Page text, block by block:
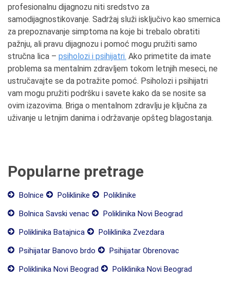
profesionalnu dijagnozu niti sredstvo za
samodijagnostikovanje. Sadržaj služi isključivo kao smernica
za prepoznavanje simptoma na koje bi trebalo obratiti
pažnju, ali pravu dijagnozu i pomoć mogu pružiti samo
stručna lica – psiholozi i psihijatri. Ako primetite da imate
problema sa mentalnim zdravljem tokom letnjih meseci, ne
ustručavajte se da potražite pomoć. Psiholozi i psihijatri
vam mogu pružiti podršku i savete kako da se nosite sa
ovim izazovima. Briga o mentalnom zdravlju je ključna za
uživanje u letnjim danima i održavanje opšteg blagostanja.
Popularne pretrage
Bolnice Poliklinike
Poliklinike
Bolnica Savski venac
Poliklinika Novi Beograd
Poliklinika Batajnica
Poliklinika Zvezdara
Psihijatar Banovo brdo
Psihijatar Obrenovac
Poliklinika Novi Beograd
Poliklinika Novi Beograd